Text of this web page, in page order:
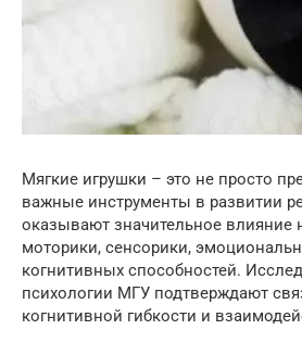
Мягкие игрушки – это не просто
важные инструменты в развитии
оказывают значительное влияние
моторики, сенсорики,
когнитивных способностей.
психологии МГУ подтверждают
когнитивной гибкости и